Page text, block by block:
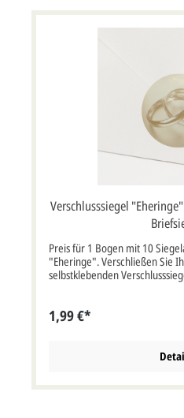
Verschlusssiegel
Preis für 1 Bogen mit 10
"Eheringe". Verschließen Sie Ihre Umschläge mit diesen
selbstklebenden Verschlusssiegeln. Preis ist inkl.
1,99 €*